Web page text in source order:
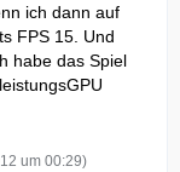
ich dann auf
FPS 15. Und
habe das Spiel
um 00:29)